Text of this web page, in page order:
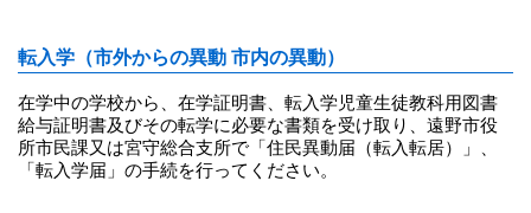
転入学（市外からの異動 市内の異動）
在学中の学校から、在学証明書、転入学児童生徒教科用図書
給与証明書及びその転学に必要な書類を受け取り、遠野市役
所市民課又は宮守総合支所で「住民異動届（転入転居）」、
「転入学届」の手続を行ってください。